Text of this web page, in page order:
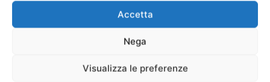
Accetta
Nega
Visualizza le preferenze
La presenza di canali, fossati e corsi d’acqua, le
discariche a cielo aperto, la struttura ampia e
complessa delle architetture industriali e,
soprattutto, la possibilità di alimentarsi e di